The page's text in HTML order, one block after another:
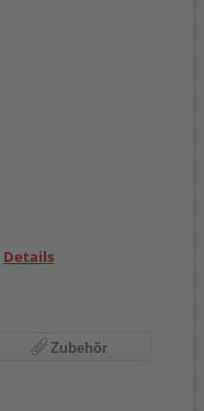
Details
Zubehör